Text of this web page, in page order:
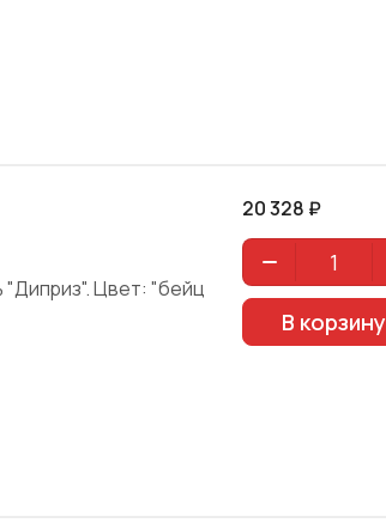
"Диприз". Цвет: "бейц
20 328 ₽
В корзину